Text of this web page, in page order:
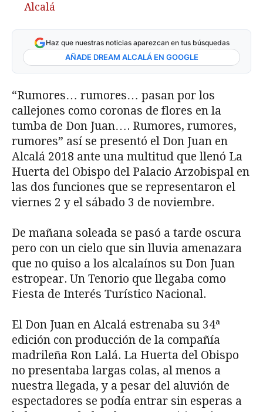
Alcalá
Haz que nuestras noticias aparezcan en tus búsquedas
AÑADE DREAM ALCALÁ EN GOOGLE
“Rumores… rumores… pasan por los
callejones como coronas de flores en la
tumba de Don Juan…. Rumores, rumores,
rumores” así se presentó el Don Juan en
Alcalá 2018 ante una multitud que llenó La
Huerta del Obispo del Palacio Arzobispal en
las dos funciones que se representaron el
viernes 2 y el sábado 3 de noviembre.
De mañana soleada se pasó a tarde oscura
pero con un cielo que sin lluvia amenazara
que no quiso a los alcalaínos su Don Juan
estropear. Un Tenorio que llegaba como
Fiesta de Interés Turístico Nacional.
El Don Juan en Alcalá estrenaba su 34ª
edición con producción de la compañía
madrileña Ron Lalá. La Huerta del Obispo
no presentaba largas colas, al menos a
nuestra llegada, y a pesar del aluvión de
espectadores se podía entrar sin esperas a